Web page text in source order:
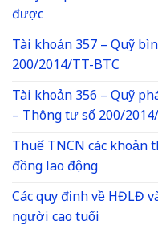
được
Tài khoản 357 – Quỹ
200/2014/TT-BTC
Tài khoản 356 – Quỹ
– Thông tư số 200/
Thuế TNCN các
đồng lao động
Các quy định về HĐLĐ
người cao tuổi